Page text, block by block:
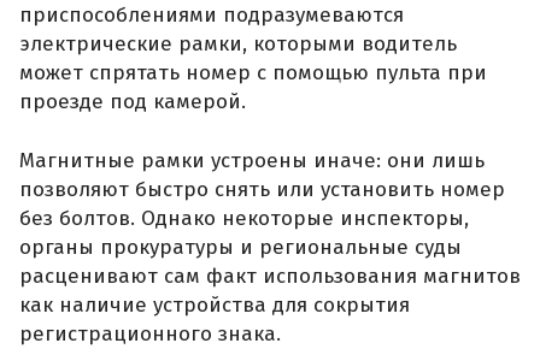
приспособлениями подразумеваются
электрические рамки, которыми водитель
может спрятать номер с помощью пульта при
проезде под камерой.
Магнитные рамки устроены иначе: они лишь
позволяют быстро снять или установить номер
без болтов. Однако некоторые инспекторы,
органы прокуратуры и региональные суды
расценивают сам факт использования магнитов
как наличие устройства для сокрытия
регистрационного знака.